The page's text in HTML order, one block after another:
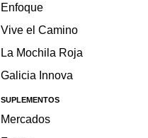
Enfoque
Vive el Camino
La Mochila Roja
Galicia Innova
SUPLEMENTOS
Mercados